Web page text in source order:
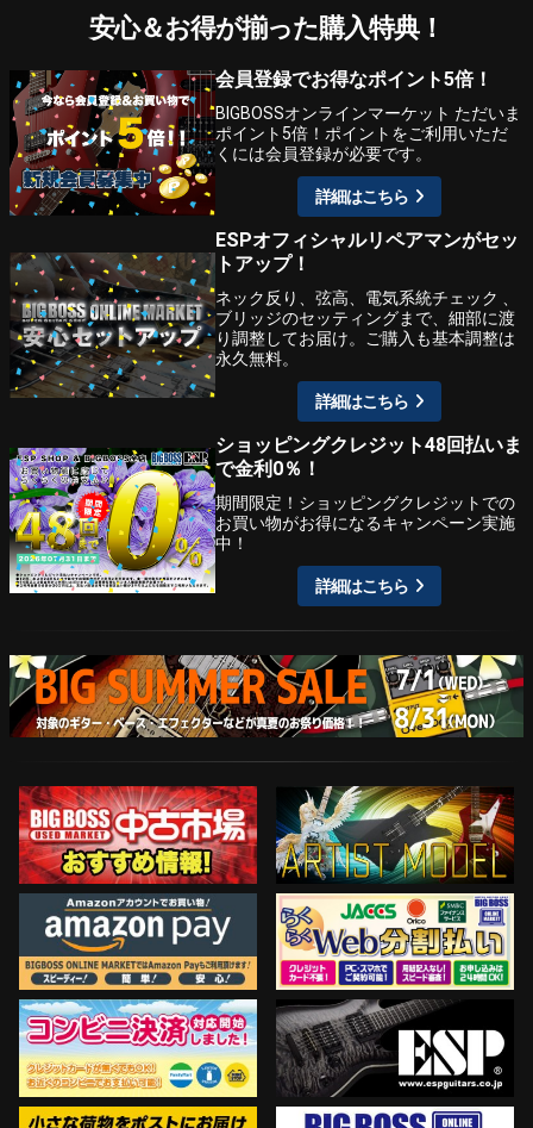
安心＆お得が揃った購入特典！
会員登録でお得なポイント5倍！
BIGBOSSオンラインマーケット ただいま
ポイント5倍！ポイントをご利用いただ
くには会員登録が必要です。
詳細はこちら
ESPオフィシャルリペアマンがセッ
トアップ！
ネック反り、弦高、電気系統チェック 、
ブリッジのセッティングまで、細部に渡
り調整してお届け。ご購入も基本調整は
永久無料。
詳細はこちら
ショッピングクレジット48回払いま
で金利0％！
期間限定！ショッピングクレジットでの
お買い物がお得になるキャンペーン実施
中！
詳細はこちら